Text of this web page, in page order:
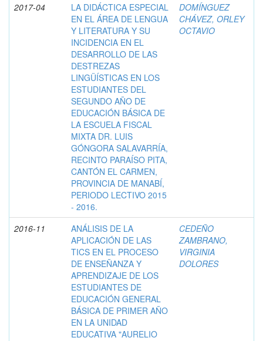
2017-04
LA DIDÁCTICA ESPECIAL
EN EL ÁREA DE LENGUA
Y LITERATURA Y SU
INCIDENCIA EN EL
DESARROLLO DE LAS
DESTREZAS
LINGÜÍSTICAS EN LOS
ESTUDIANTES DEL
SEGUNDO AÑO DE
EDUCACIÓN BÁSICA DE
LA ESCUELA FISCAL
MIXTA DR. LUIS
GÓNGORA SALAVARRÍA,
RECINTO PARAÍSO PITA,
CANTÓN EL CARMEN,
PROVINCIA DE MANABÍ,
PERIODO LECTIVO 2015
- 2016.
DOMÍNGUEZ
CHÁVEZ, ORLEY
OCTAVIO
2016-11
ANÁLISIS DE LA
APLICACIÓN DE LAS
TICS EN EL PROCESO
DE ENSEÑANZA Y
APRENDIZAJE DE LOS
ESTUDIANTES DE
EDUCACIÓN GENERAL
BÁSICA DE PRIMER AÑO
EN LA UNIDAD
EDUCATIVA "AURELIO
CEDEÑO
ZAMBRANO,
VIRGINIA
DOLORES